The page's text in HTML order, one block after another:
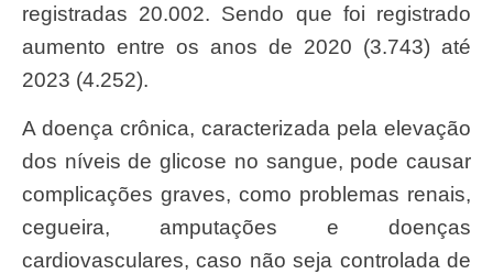
registradas 20.002. Sendo que foi registrado
aumento entre os anos de 2020 (3.743) até
2023 (4.252).
A doença crônica, caracterizada pela elevação
dos níveis de glicose no sangue, pode causar
complicações graves, como problemas renais,
cegueira, amputações e doenças
cardiovasculares, caso não seja controlada de